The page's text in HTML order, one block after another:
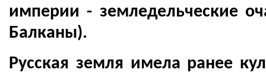
империи - земледельческие
Балканы).
Русская земля имела ранее